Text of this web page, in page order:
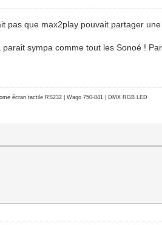
pas que max2play pouvait partager
sympa comme tout les Sonoé !
écran tactile RS232 | Wago 750-841 | DMX RGB LED